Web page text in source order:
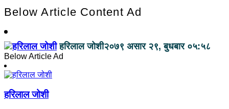
Below Article Content Ad
हरिलाल जोशी२०७९ असार २९, बुधबार ०५:५८
Below Article Ad
हरिलाल जोशी